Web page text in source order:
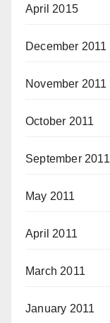
April 2015
December 2011
November 2011
October 2011
September 2011
May 2011
April 2011
March 2011
January 2011